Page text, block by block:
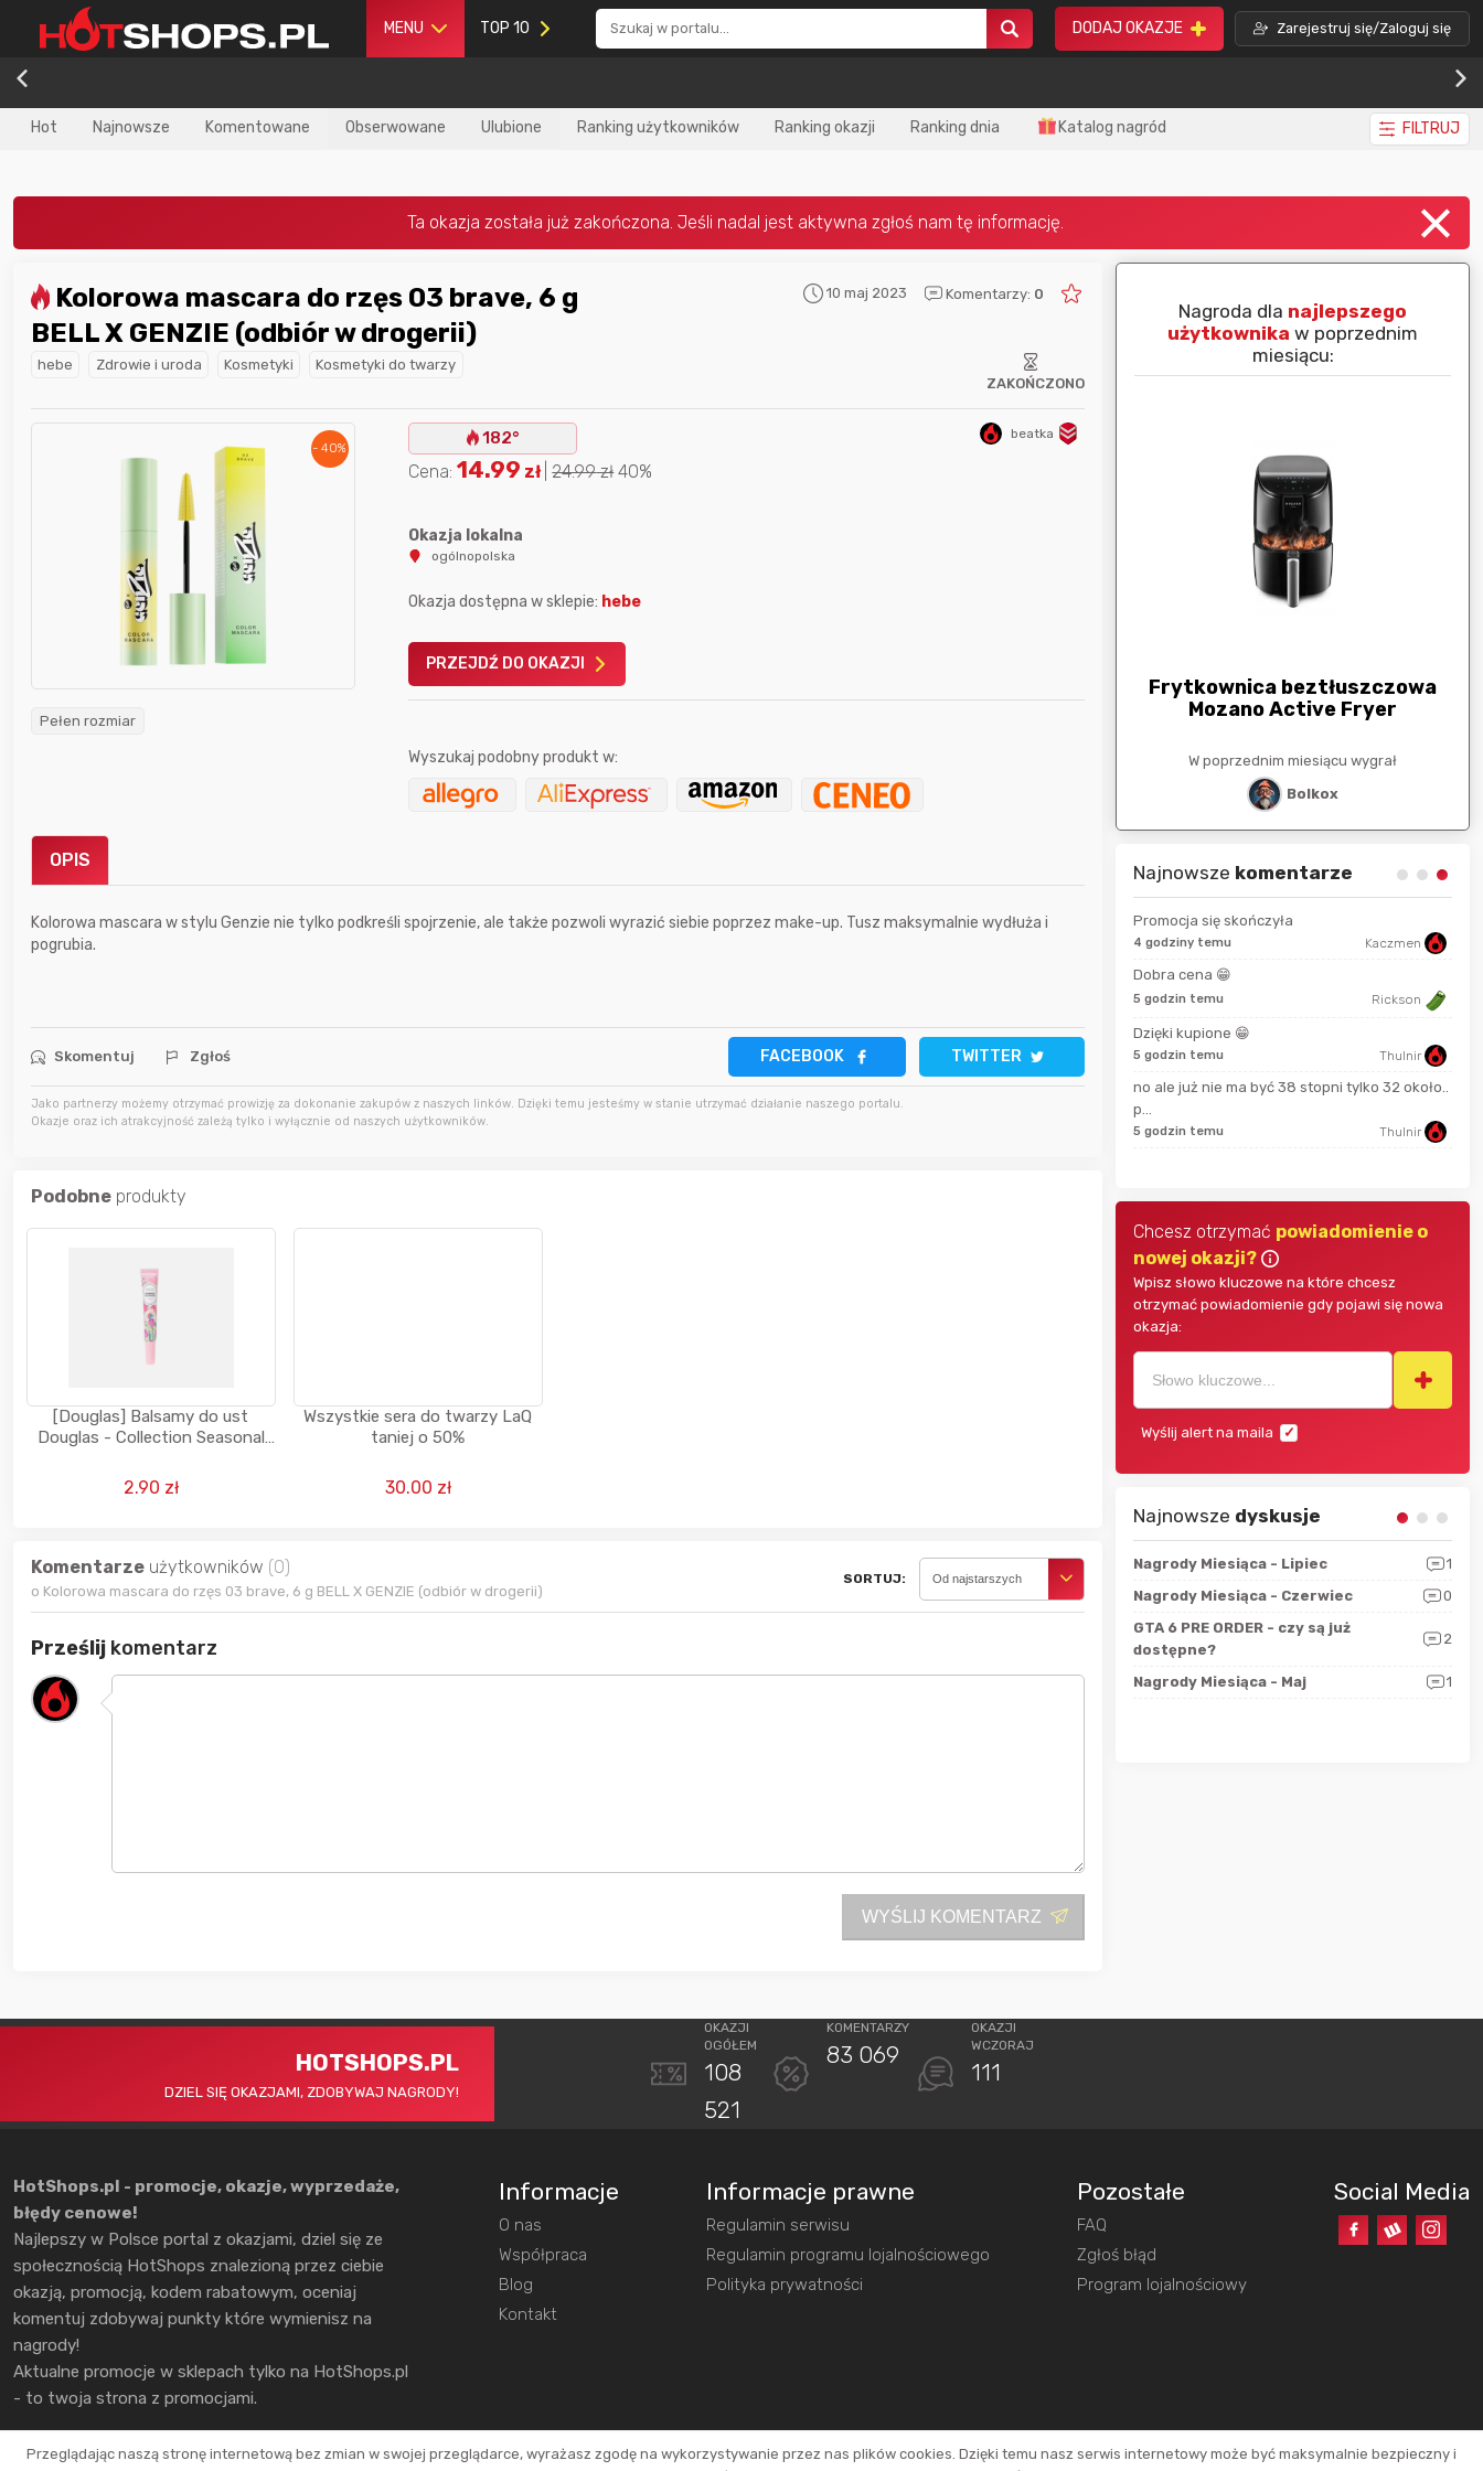
MENU TOP 10 DODAJ OKAZJE Zarejestruj się/Zaloguj się
Hot Najnowsze Komentowane Obserwowane Ulubione Ranking użytkowników Ranking okazji Ranking dnia Katalog nagród FILTRUJ
BELL X GENZIE (odbiór w drogerii)
10 maj 2023 Komentarzy: 0
hebe Zdrowie i uroda Kosmetyki
Kosmetyki do twarzy
ZAKOŃCZONO
- 40%
Pełen rozmiar
182° beatka
Cena:14.99 zł 24.99zł 40%
Okazja lokalna
ogólnopolska
Okazja dostępna w sklepie: hebe
PRZEJDŹ DO OKAZJI
Wyszukaj podobny produkt w:
OPIS
Kolorowa mascara w stylu Genzie nie tylko podkreśli spojrzenie, ale także pozwoli wyrazić siebie poprzez make-up. Tusz maksymalnie wydłuża i
pogrubia.
Skomentuj Zgłoś FACEBOOK TWITTER
Jako partnerzy możemy otrzymać prowizję za dokonanie zakupów z naszych linków. Dzięki temu jesteśmy w stanie utrzymać działanie naszego portalu.
Okazje oraz ich atrakcyjność zależą tylko i wyłącznie od naszych użytkowników.
Podobne produkty
[Douglas] Balsamy do ust
Douglas - Collection Seasonal
2.90 zł
Wszystkie sera do twarzy LaQ
taniej o 50%
30.00 zł
Komentarze użytkowników (0)
o Kolorowa mascara do rzęs 03 brave, 6 g BELL X GENZIE (odbiór w drogerii)
SORTUJ: Od najstarszych
Prześlij komentarz
WYŚLIJ KOMENTARZ
najlepszego
w poprzednim
beztłuszczowa
Fryer
Nagroda dlanajlepszego
użytkownika w tym miesiącu:
Gofrownica GÖTZE & JENSEN
DW900 1600W
Nagroda za
Karta podarunkowa
Allegro 150zł
Nagroda dla najlepszego
użytkownika w poprzednim
miesiącu:
Frytkownica beztłuszczowa
Mozano Active Fryer
W poprzednim miesiącu wygrał
Bolkox
Najnowsze komentarze
5 godzin temu
5 godzin temu
zaq111
3 godziny temu sudi242
3 godziny temu Somatoliberyna
Promocja się skończyła
4 godziny temu Kaczmen
Dobra cena 😁
5 godzin temu Rickson
Dzięki kupione 😁
5 godzin temu Thulnir
no ale już nie ma być 38 stopni tylko 32 około..
p...
5 godzin temu Thulnir
Chcesz otrzymać powiadomienie o
nowej okazji?
Wpisz słowo kluczowe na które chcesz
otrzymać powiadomienie gdy pojawi się nowa
okazja:
Wyślij alert na maila
Najnowsze dyskusje
Sferis - czemu odstrasza?
Czy moze ktos to jakos logicznie
wytłumaczyc.
Nagrody Miesiąca - Lipiec
1
Nagrody Miesiąca - Czerwiec
0
GTA 6 PRE ORDER - czy są już
dostępne?
2
Nagrody Miesiąca - Maj 1
HOTSHOPS.PL
DZIEL SIĘ OKAZJAMI, ZDOBYWAJ NAGRODY!
OKAZJI
OGÓŁEM
108
521
KOMENTARZY
83 069
OKAZJI
WCZORAJ
111
HotShops.pl - promocje, okazje, wyprzedaże,
błędy cenowe!
Najlepszy w Polsce portal z okazjami, dziel się ze
społecznością HotShops znalezioną przez ciebie
okazją, promocją, kodem rabatowym, oceniaj
komentuj zdobywaj punkty które wymienisz na
nagrody!
Aktualne promocje w sklepach tylko na HotShops.pl
- to twoja strona z promocjami.
Informacje
O nas
Współpraca
Blog
Kontakt
Informacje prawne
Regulamin serwisu
Regulamin programu lojalnościowego
Polityka prywatności
Pozostałe
FAQ
Zgłoś błąd
Program lojalnościowy
Social Media
Przeglądając naszą stronę internetową bez zmian w swojej przeglądarce, wyrażasz zgodę na wykorzystywanie przez nas plików cookies. Dzięki temu nasz serwis internetowy może być maksymalnie bezpieczny i